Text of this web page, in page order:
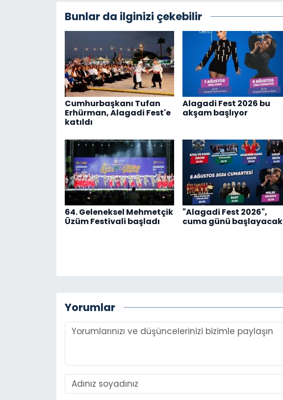
Bunlar da ilginizi çekebilir
Cumhurbaşkanı Tufan
Erhürman, Alagadi Fest'e
katıldı
Alagadi Fest 2026 bu
akşam başlıyor
64. Geleneksel Mehmetçik
Üzüm Festivali başladı
"Alagadi Fest 2026",
cuma günü başlayacak
Yorumlar